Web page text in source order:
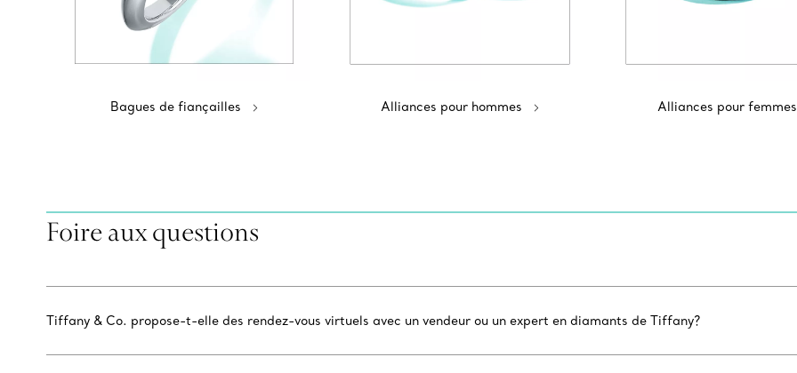
Bagues de fiançailles Alliances pour hommes Alliances pour femmes
Foire aux questions
Tiffany & Co. propose-t-elle des rendez-vous virtuels avec un vendeur ou un expert en diamants de Tiffany?